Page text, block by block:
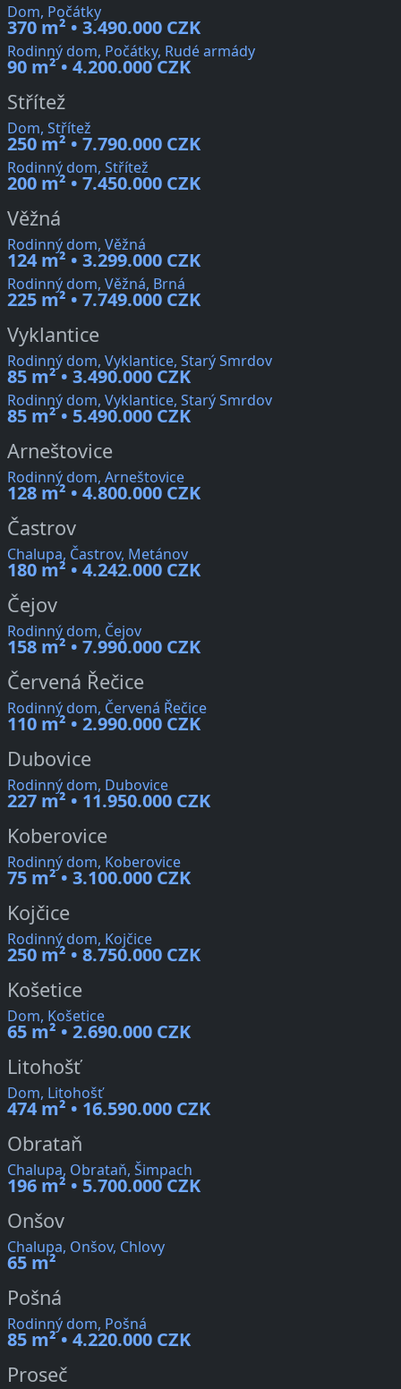
Dom, Počátky
370 m² • 3.490.000 CZK
Rodinný dom, Počátky, Rudé armády
90 m² • 4.200.000 CZK
Střítež
Dom, Střítež
250 m² • 7.790.000 CZK
Rodinný dom, Střítež
200 m² • 7.450.000 CZK
Věžná
Rodinný dom, Věžná
124 m² • 3.299.000 CZK
Rodinný dom, Věžná, Brná
225 m² • 7.749.000 CZK
Vyklantice
Rodinný dom, Vyklantice, Starý Smrdov
85 m² • 3.490.000 CZK
Rodinný dom, Vyklantice, Starý Smrdov
85 m² • 5.490.000 CZK
Arneštovice
Rodinný dom, Arneštovice
128 m² • 4.800.000 CZK
Častrov
Chalupa, Častrov, Metánov
180 m² • 4.242.000 CZK
Čejov
Rodinný dom, Čejov
158 m² • 7.990.000 CZK
Červená Řečice
Rodinný dom, Červená Řečice
110 m² • 2.990.000 CZK
Dubovice
Rodinný dom, Dubovice
227 m² • 11.950.000 CZK
Koberovice
Rodinný dom, Koberovice
75 m² • 3.100.000 CZK
Kojčice
Rodinný dom, Kojčice
250 m² • 8.750.000 CZK
Košetice
Dom, Košetice
65 m² • 2.690.000 CZK
Litohošť
Dom, Litohošť
474 m² • 16.590.000 CZK
Obrataň
Chalupa, Obrataň, Šimpach
196 m² • 5.700.000 CZK
Onšov
Chalupa, Onšov, Chlovy
65 m²
Pošná
Rodinný dom, Pošná
85 m² • 4.220.000 CZK
Proseč